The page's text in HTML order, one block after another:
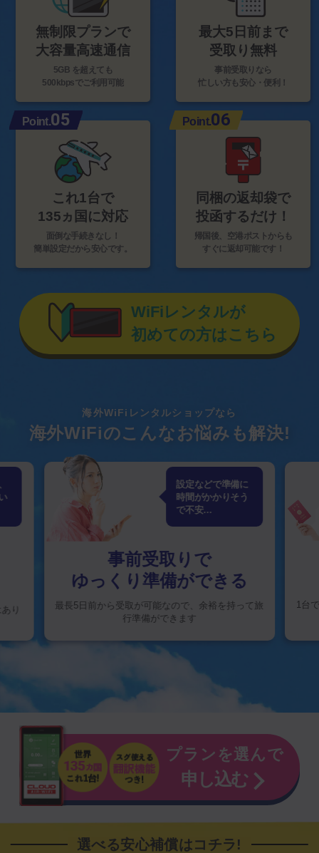
無制限プランで
大容量高速通信
5GB を超えても
500kbpsでご利用可能
最大5日前まで
受取り無料
事前受取りなら
忙しい方も安心・便利！
これ1台で
135ヵ国に対応
面倒な手続きなし！
簡単設定だから安心です。
Point.05
同梱の返却袋で
投函するだけ！
帰国後、空港ポストからも
すぐに返却可能です！
Point.06
WiFiレンタルが
初めての方はこちら
海外WiFiレンタルショップなら
海外WiFiのこんなお悩みも解決!
設定などで準備に
時間がかかりそう
で不安…
事前受取りで
ゆっくり準備ができる
最長5日前から受取が可能なので、 余裕を持って旅
行準備ができます
1台
り
プランを選んで
申し込む
選べる安心補償はコチラ!